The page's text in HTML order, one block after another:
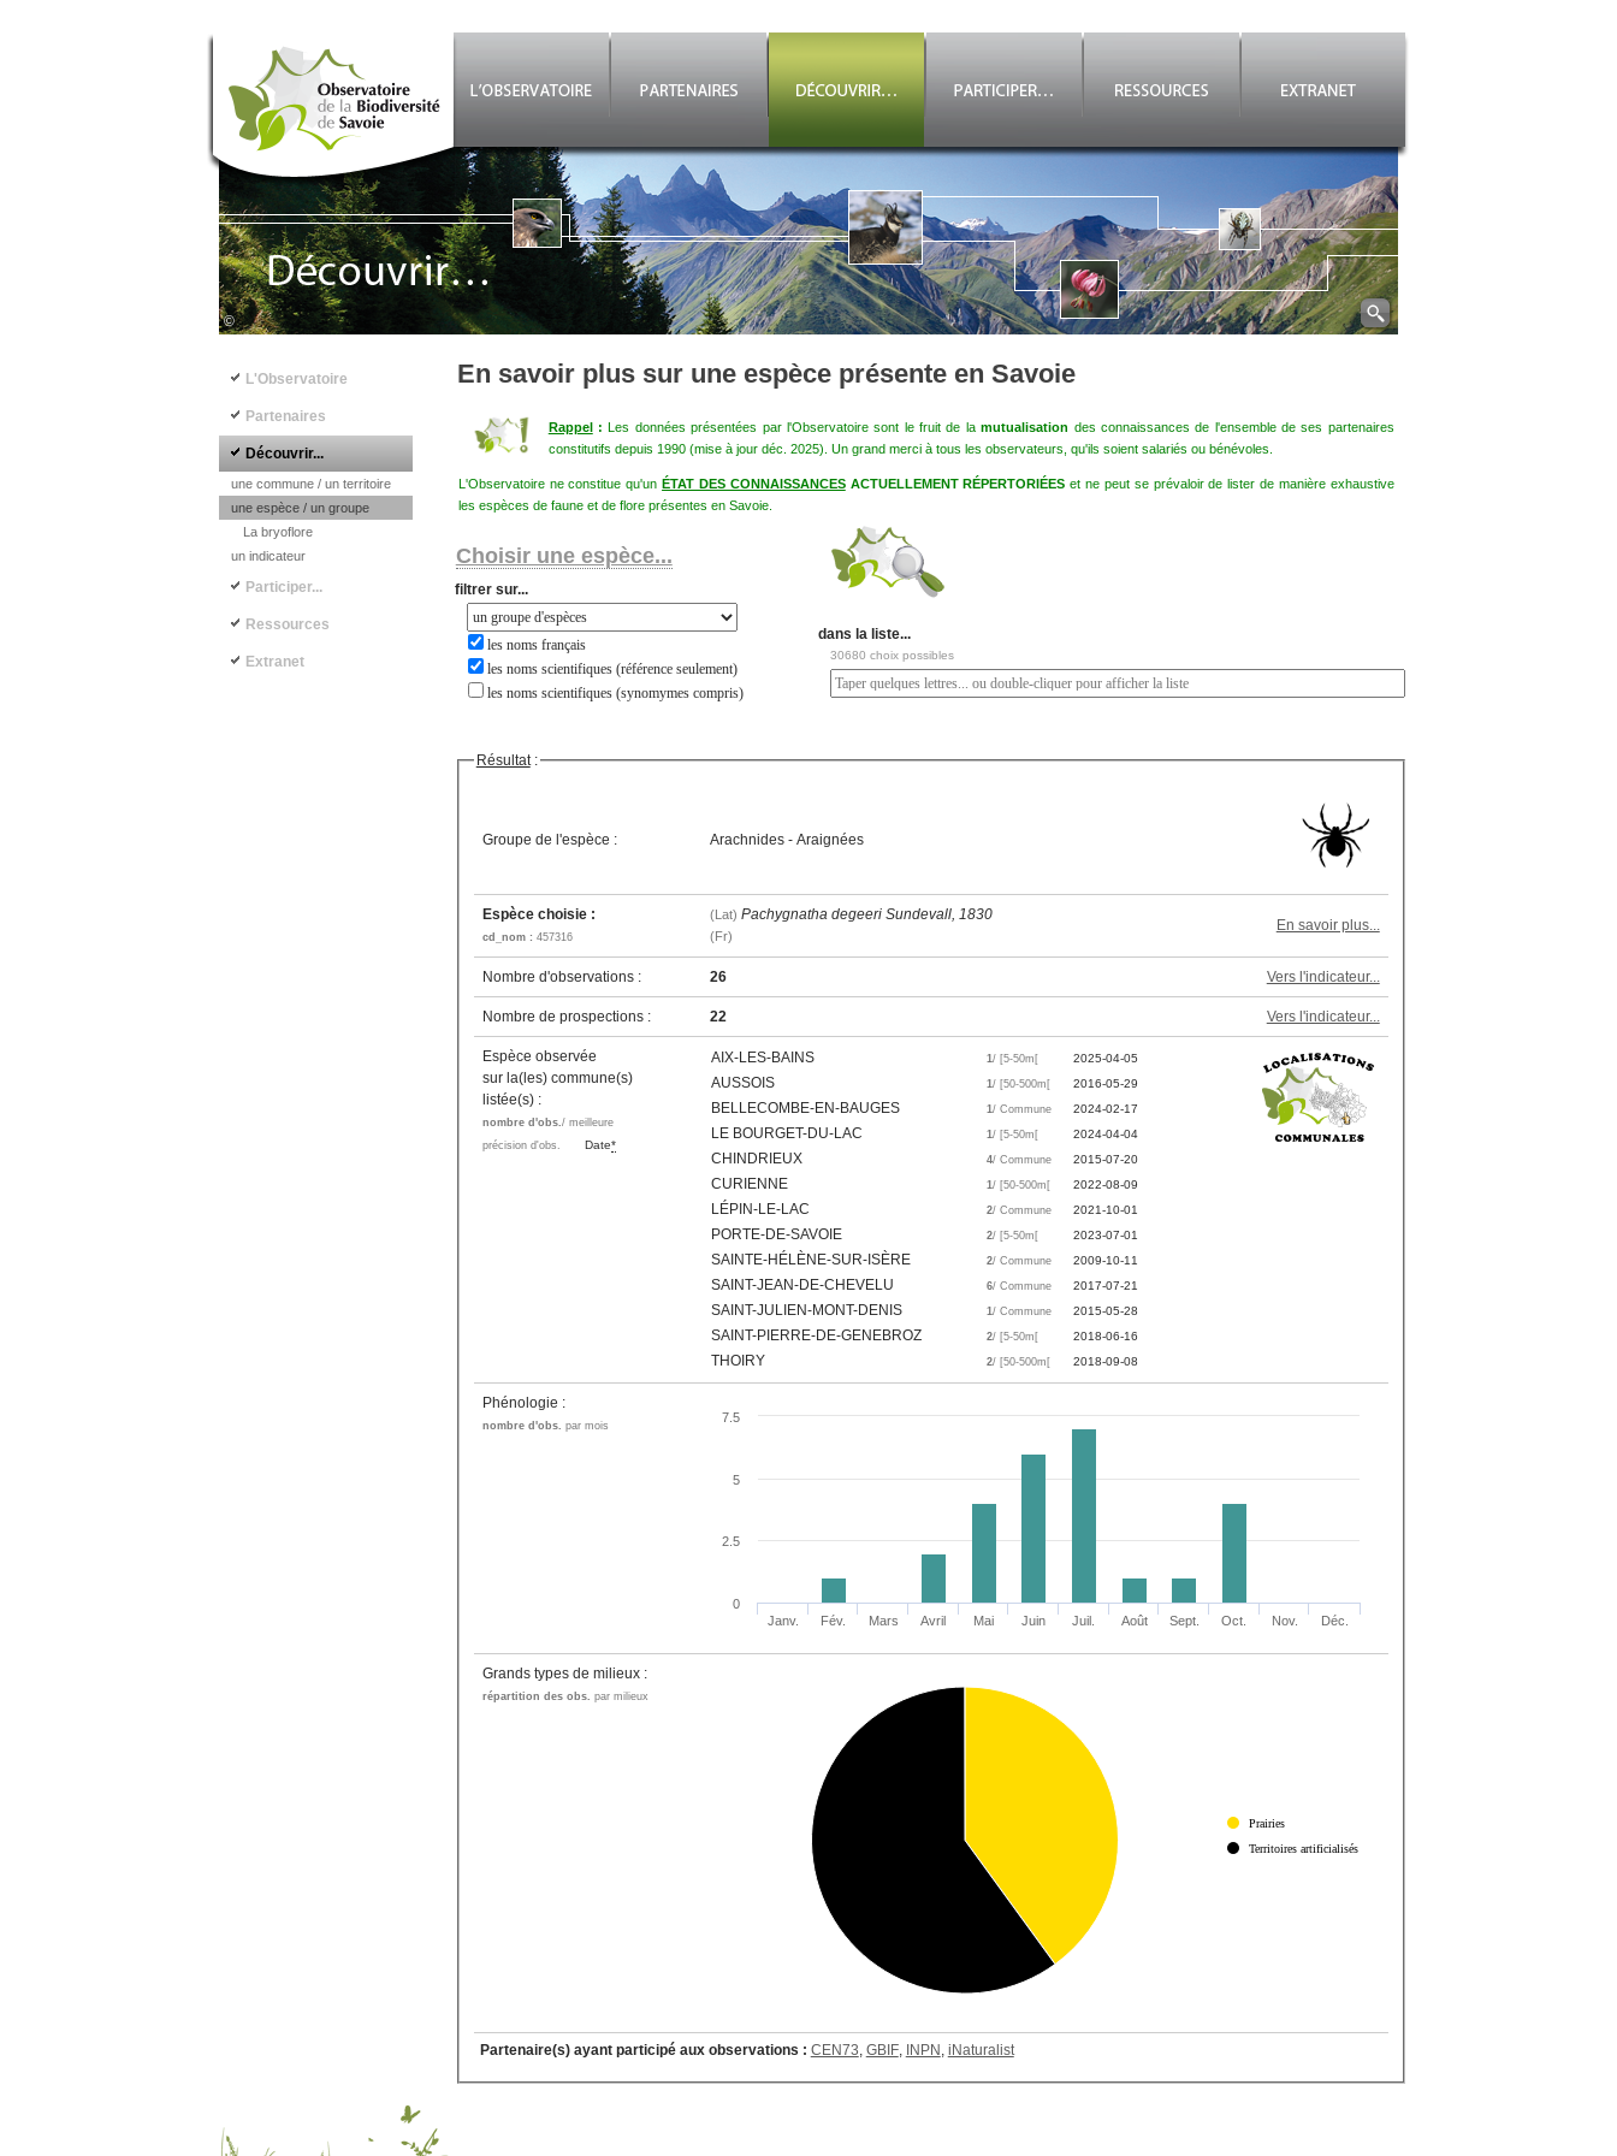
©
En savoir plus sur une espèce présente en Savoie
Rappel:Les données présentées par l'Observatoire sont le fruit de lamutualisation des connaissances de l'ensemble de ses partenaires
constitutifs depuis 1990 (mise à jour déc. 2025). Un grand merci à tous les observateurs, qu'ils soient salariés ou bénévoles.
L'Observatoire ne constitue qu'unÉTAT DES CONNAISSANCESACTUELLEMENT RÉPERTORIÉESet ne peut se prévaloir de lister de manière exhaustive
les espèces de faune et de flore présentes en Savoie.
Choisir une espèce...
filtrer sur...
les noms français
les noms scientifiques (référence seulement)
les noms scientifiques (synomymes compris)
dans la liste...
30680 choix possibles
Résultat:
Groupe de l'espèce : Arachnides - Araignées
Espèce choisie :
cd_nom : 457316
(Lat) Pachygnatha degeeri Sundevall, 1830
(Fr)
En savoir plus...
Nombre d'observations : 26 Vers l'indicateur...
Nombre de prospections : 22 Vers l'indicateur...
Espèce observée
sur la(les) commune(s)
listée(s) :
nombre d'obs./ meilleure
précision d'obs.
Date*
AIX-LES-BAINS 1/ [5-50m[ 2025-04-05
AUSSOIS 1/ [50-500m[ 2016-05-29
BELLECOMBE-EN-BAUGES 1/ Commune 2024-02-17
LE BOURGET-DU-LAC 1/ [5-50m[ 2024-04-04
CHINDRIEUX 4/ Commune 2015-07-20
CURIENNE 1/ [50-500m[ 2022-08-09
LÉPIN-LE-LAC 2/ Commune 2021-10-01
PORTE-DE-SAVOIE 2/ [5-50m[ 2023-07-01
SAINTE-HÉLÈNE-SUR-ISÈRE 2/ Commune 2009-10-11
SAINT-JEAN-DE-CHEVELU 6/ Commune 2017-07-21
SAINT-JULIEN-MONT-DENIS 1/ Commune 2015-05-28
SAINT-PIERRE-DE-GENEBROZ 2/ [5-50m[ 2018-06-16
THOIRY 2/ [50-500m[ 2018-09-08
Phénologie :
nombre d'obs. par mois
Janv. Fév. Mars Avril Mai Juin Juil. Août Sept. Oct. Nov. Déc.
0
2.5
5
7.5
Grands types de milieux :
répartition des obs. par milieux
Prairies
Territoires artificialisés
Partenaire(s) ayant participé aux observations : CEN73, GBIF, INPN , iNaturalist
Navigation principale
L'Observatoire
Partenaires
Découvrir...
une commune / un territoire
une espèce / un groupe
La bryoflore
un indicateur
Participer...
Ressources
Extranet